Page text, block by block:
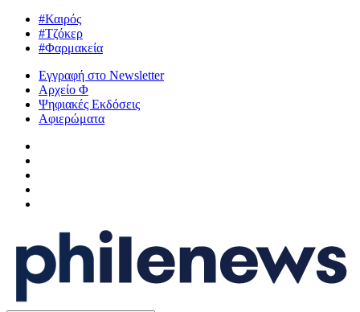
#Καιρός
#Τζόκερ
#Φαρμακεία
Εγγραφή στο Newsletter
Αρχείο Φ
Ψηφιακές Εκδόσεις
Αφιερώματα